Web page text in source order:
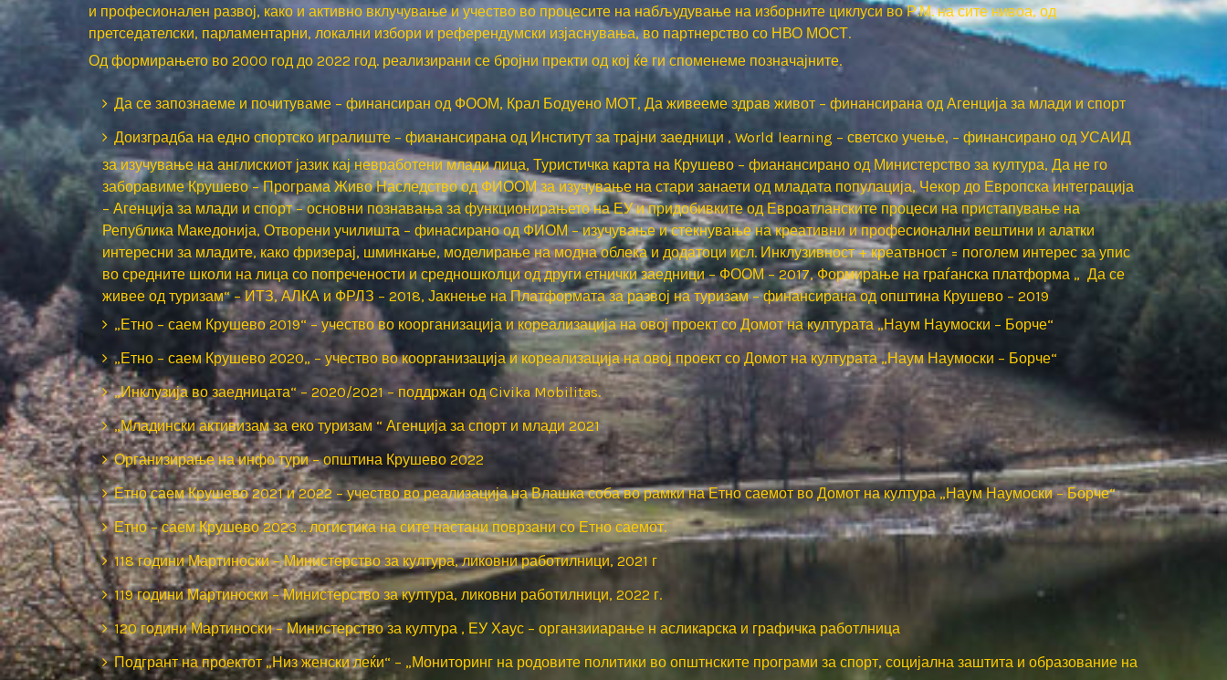
и професионален развој, како и активно вклучување и учество во процесите на набљудување на изборните циклуси во Р.М. на сите нивоа, од
претседателски, парламентарни, локални избори и референдумски изјаснувања, во партнерство со НВО МОСТ.
Од формирањето во 2000 год до 2022 год. реализирани се бројни пректи од кој ќе ги споменеме позначајните.
Да се запознаеме и почитуваме – финансиран од ФООМ, Крал Бодуено МОТ, Да живееме здрав живот – финансирана од Агенција за млади и спорт
Доизградба на едно спортско игралиште – фианансирана од Институт за трајни заедници , World learning – светско учење, – финансирано од УСАИД
за изучување на англискиот јазик кај невработени млади лица, Туристичка карта на Крушево – фианансирано од Министерство за култура, Да не го
заборавиме Крушево – Програма Живо Наследство од ФИООМ за изучување на стари занаети од младата популација, Чекор до Европска интеграција
– Агенција за млади и спорт – основни познавања за функционирањето на ЕУ и придобивките од Евроатланските процеси на пристапување на
Република Македонија, Отворени училишта – финасирано од ФИОМ – изучување и стекнување на креативни и професионални вештини и алатки
интересни за младите, како фризерај, шминкање, моделирање на модна облека и додатоци исл. Инклузивност + креатвност = поголем интерес за упис
во средните школи на лица со попречености и средношколци од други етнички заедници – ФООМ – 2017, Формирање на граѓанска платформа „ Да се
живее од туризам“ – ИТЗ, АЛКА и ФРЛЗ – 2018, Јакнење на Платформата за развој на туризам – финансирана од општина Крушево – 2019
„Етно – саем Крушево 2019“ – учество во коорганизација и кореализација на овој проект со Домот на културата „Наум Наумоски – Борче“
„Етно – саем Крушево 2020„ – учество во коорганизација и кореализација на овој проект со Домот на културата „Наум Наумоски – Борче“
„Инклузија во заедницата“ – 2020/2021 – поддржан од Civika Mobilitas.
„Младински активизам за еко туризам “ Агенција за спорт и млади 2021
Организирање на инфо тури – општина Крушево 2022
Етно саем Крушево 2021 и 2022 – учество во реализација на Влашка соба во рамки на Етно саемот во Домот на култура „Наум Наумоски – Борче“
Етно – саем Крушево 2023 .. логистика на сите настани поврзани со Етно саемот.
118 години Мартиноски – Министерство за култура, ликовни работилници, 2021 г
119 години Мартиноски – Министерство за култура, ликовни работилници, 2022 г.
120 години Мартиноски – Министерство за култура , ЕУ Хаус – органзииарање н асликарска и графичка работлница
Подгрант на проектот „Низ женски леќи“ – „Мониторинг на родовите политики во општнските програми за спорт, социјална заштита и образование на